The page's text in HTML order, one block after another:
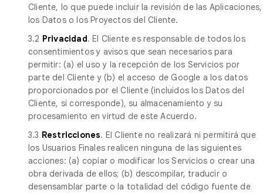
Cliente, lo que puede incluir la revisión de las Aplicaciones,
los Datos o los Proyectos del Cliente.
3.2 Privacidad. El Cliente es responsable de todos los
consentimientos y avisos que sean necesarios para
permitir: (a) el uso y la recepción de los Servicios por
parte del Cliente y (b) el acceso de Google a los datos
proporcionados por el Cliente (incluidos los Datos del
Cliente, si corresponde), su almacenamiento y su
procesamiento en virtud de este Acuerdo.
3.3 Restricciones. El Cliente no realizará ni permitirá que
los Usuarios Finales realicen ninguna de las siguientes
acciones: (a) copiar o modificar los Servicios o crear una
obra derivada de ellos; (b) descompilar, traducir o
desensamblar parte o la totalidad del código fuente de